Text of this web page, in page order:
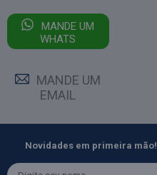
MANDE UM
WHATS
MANDE UM
EMAIL
Novidades em primeira mão!